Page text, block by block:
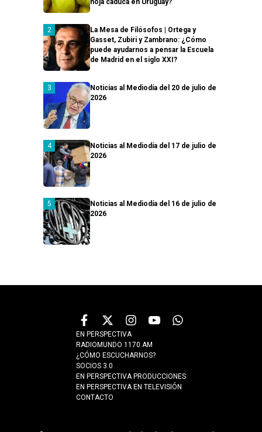
hoja caduca en Uruguay?
La Mesa de Filósofos | Ortega y
Gasset, Zubiri y Zambrano: ¿Cómo
puede ayudarnos a pensar la Escuela
de Madrid en el siglo XXI?
Noticias al Mediodía del 20 de julio de
2026
Noticias al Mediodía del 17 de julio de
2026
Noticias al Mediodía del 16 de julio de
2026
EN PERSPECTIVA
RADIOMUNDO 1170 AM
¿CÓMO ESCUCHARNOS?
SOCIOS 3.0
EN PERSPECTIVA PRODUCCIONES
EN PERSPECTIVA EN TELEVISIÓN
CONTACTO